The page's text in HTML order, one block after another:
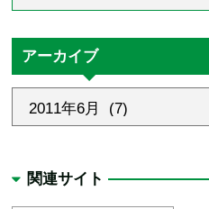
アーカイブ
関連サイト